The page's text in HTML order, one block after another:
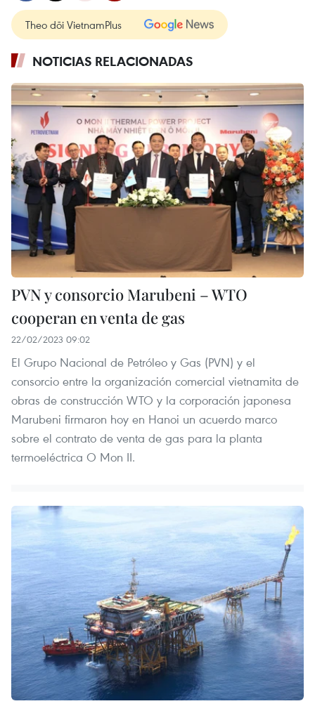
Theo dõi VietnamPlus
NOTICIAS RELACIONADAS
PVN y consorcio Marubeni – WTO
cooperan en venta de gas
22/02/2023 09:02
El Grupo Nacional de Petróleo y Gas (PVN) y el
consorcio entre la organización comercial vietnamita de
obras de construcción WTO y la corporación japonesa
Marubeni firmaron hoy en Hanoi un acuerdo marco
sobre el contrato de venta de gas para la planta
termoeléctrica O Mon II.